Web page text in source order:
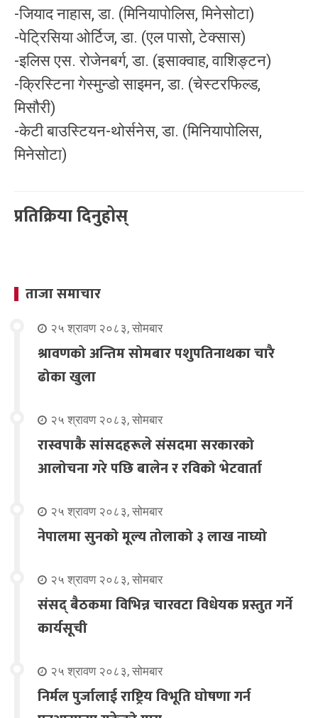
-जियाद नाहास, डा. (मिनियापोलिस, मिनेसोटा)
-पेट्रिसिया ओर्टिज, डा. (एल पासो, टेक्सास)
-इलिस एस. रोजेनबर्ग, डा. (इसाक्वाह, वाशिङ्टन)
-क्रिस्टिना गेस्मुन्डो साइमन, डा. (चेस्टरफिल्ड,
मिसौरी)
-केटी बाउस्टियन-थोर्सनेस, डा. (मिनियापोलिस,
मिनेसोटा)
प्रतिक्रिया दिनुहोस्
ताजा समाचार
२५ श्रावण २०८३, सोमबार
श्रावणको अन्तिम सोमबार पशुपतिनाथका चारै
ढोका खुला
२५ श्रावण २०८३, सोमबार
रास्वपाकै सांसदहरूले संसदमा सरकारको
आलोचना गरे पछि बालेन र रविको भेटवार्ता
२५ श्रावण २०८३, सोमबार
नेपालमा सुनको मूल्य तोलाको ३ लाख नाघ्यो
२५ श्रावण २०८३, सोमबार
संसद् बैठकमा विभिन्न चारवटा विधेयक प्रस्तुत गर्ने
कार्यसूची
२५ श्रावण २०८३, सोमबार
निर्मल पुर्जालाई राष्ट्रिय विभूति घोषणा गर्न